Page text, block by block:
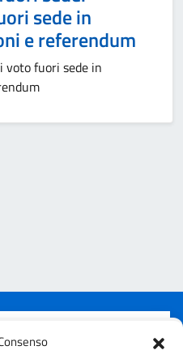
sede in
e referendum
voto fuori sede in
su questa